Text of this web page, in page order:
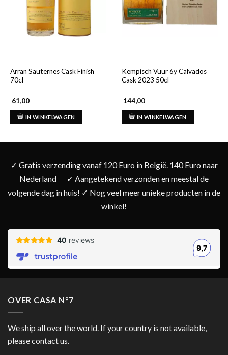
Arran Sauternes Cask Finish
70cl
61,00
IN WINKELWAGEN
Kempisch Vuur 6y Calvados
Cask 2023 50cl
144,00
IN WINKELWAGEN
✓ Gratis verzending vanaf 120 Euro in België. 140 Euro naar
Nederland
✓ Aangetekend verzonden en meestal de
volgende dag in huis! ✓ Nog veel meer unieke producten in de
winkel!
OVER CASA N°7
We ship all over the world. If your country is not available,
please contact us.